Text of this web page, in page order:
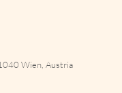
Wien, Austria